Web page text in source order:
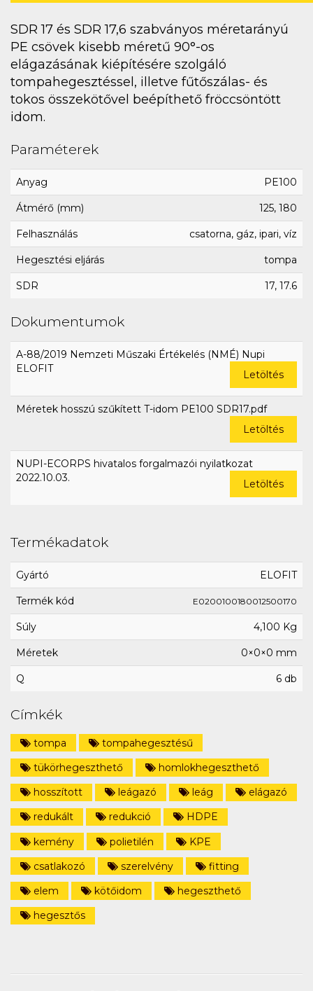
SDR 17 és SDR 17,6 szabványos méretarányú
PE csövek kisebb méretű 90°-os
elágazásának kiépítésére szolgáló
tompahegesztéssel, illetve fűtőszálas- és
tokos összekötővel beépíthető fröccsöntött
idom.
Paraméterek
Anyag PE100
Átmérő (mm) 125, 180
Felhasználás csatorna, gáz, ipari, víz
Hegesztési eljárás tompa
SDR 17, 17.6
Dokumentumok
A-88/2019 Nemzeti Műszaki Értékelés (NMÉ) Nupi
ELOFIT
Letöltés
Méretek hosszú szűkített T-idom PE100 SDR17.pdf
Letöltés
NUPI-ECORPS hivatalos forgalmazói nyilatkozat
2022.10.03.
Letöltés
Termékadatok
Gyártó ELOFIT
Termék kód E0200100180012500170
Súly 4,100 Kg
Méretek 0×0×0 mm
Q 6 db
Címkék
tompa
tompahegesztésű
tükörhegeszthető
homlokhegeszthető
hosszított
leágazó leág
elágazó
redukált
redukció
HDPE
kemény
polietilén
KPE
csatlakozó
szerelvény
fitting
elem
kötőidom
hegeszthető
hegesztős